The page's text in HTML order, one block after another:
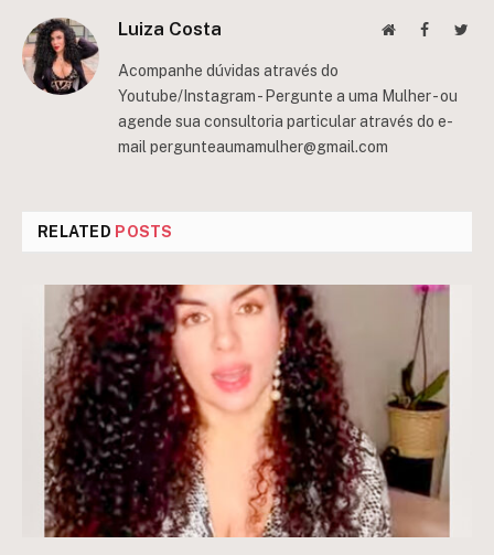
Luiza Costa WebsiteFacebook
Acompanhe dúvidas através do
Youtube/Instagram - Pergunte a uma Mulher - ou
agende sua consultoria particular através do e-
mail pergunteaumamulher@gmail.com
RELATED POSTS